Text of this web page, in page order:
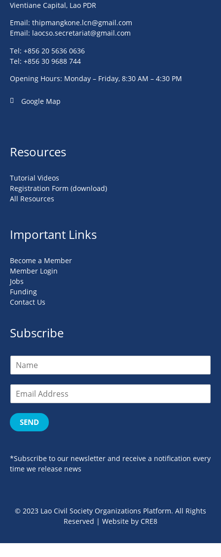
Vientiane Capital, Lao PDR
Email: thipmangkone.lcn@gmail.com
Email: laocso.secretariat@gmail.com
Tel: +856 20 5636 0636
Tel: +856 30 9688 744
Opening Hours: Monday – Friday, 8:30 AM – 4:30 PM
Google Map
Resources
Tutorial Videos
Registration Form (download)
All Resources
Important Links
Become a Member
Member Login
Jobs
Funding
Contact Us
Subscribe
SEND
*Subscribe to our newsletter and receive a notification every
time we release news
© 2023 Lao Civil Society Organizations Platform. All Rights
Reserved | Website by CRE8